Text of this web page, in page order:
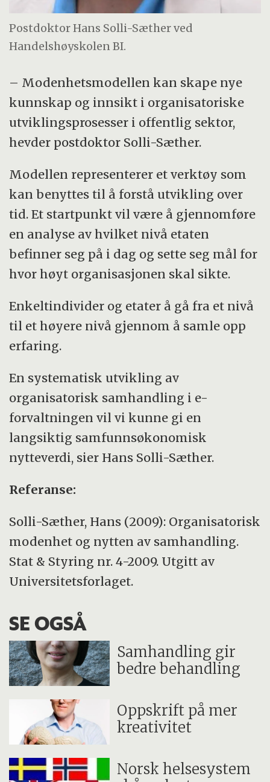
Postdoktor Hans Solli-Sæther ved
Handelshøyskolen BI.
– Modenhetsmodellen kan skape nye
kunnskap og innsikt i organisatoriske
utviklingsprosesser i offentlig sektor,
hevder postdoktor Solli-Sæther.
Modellen representerer et verktøy som
kan benyttes til å forstå utvikling over
tid. Et startpunkt vil være å gjennomføre
en analyse av hvilket nivå etaten
befinner seg på i dag og sette seg mål for
hvor høyt organisasjonen skal sikte.
Enkeltindivider og etater å gå fra et nivå
til et høyere nivå gjennom å samle opp
erfaring.
En systematisk utvikling av
organisatorisk samhandling i e-
forvaltningen vil vi kunne gi en
langsiktig samfunnsøkonomisk
nytteverdi, sier Hans Solli-Sæther.
Referanse:
Solli-Sæther, Hans (2009): Organisatorisk
modenhet og nytten av samhandling.
Stat & Styring nr. 4-2009. Utgitt av
Universitetsforlaget.
SE OGSÅ
Samhandling gir
bedre behandling
Oppskrift på mer
kreativitet
Norsk helsesystem